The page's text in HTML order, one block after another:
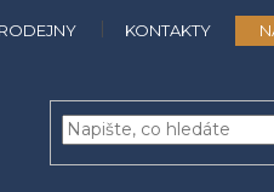
KONTAKTY